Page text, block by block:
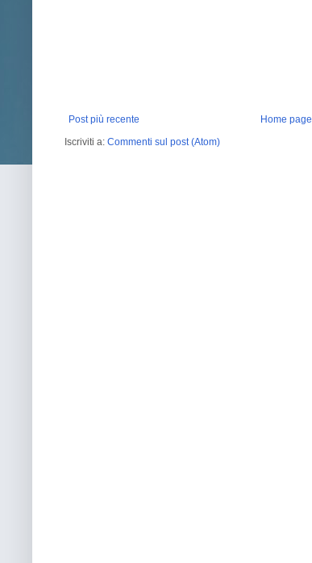
Post più recente
Home page
Iscriviti a: Commenti sul post (Atom)